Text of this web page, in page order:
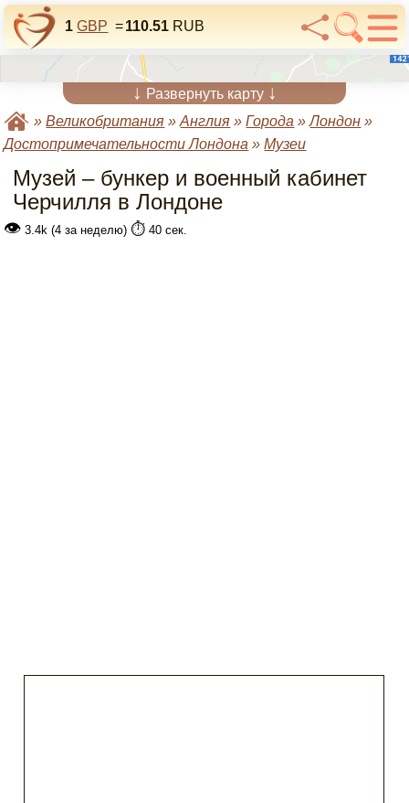
1 GBP =110.51 RUB
↓ Развернуть карту ↓
»Великобритания »Англия »Города »Лондон »
Достопримечательности Лондона »Музеи
Музей – бункер и военный кабинет
Черчилля в Лондоне
👁 3.4k (4 за неделю) ⏱️ 40 сек.